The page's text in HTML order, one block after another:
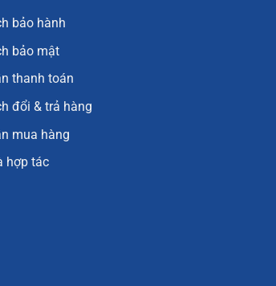
nhất về mẫu Gương tròn trang trí nội thất này:
bảo hành
bảo mật
thanh toán
đổi & trả hàng
mua hàng
hợp tác